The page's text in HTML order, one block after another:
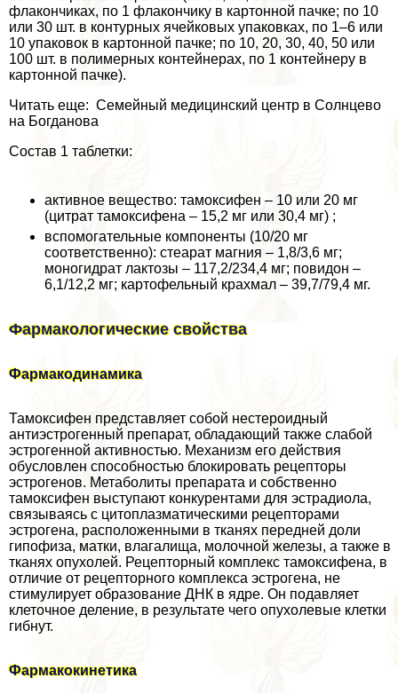
флакончиках, по 1 флакончику в картонной пачке; по 10
или 30 шт. в контурных ячейковых упаковках, по 1–6 или
10 упаковок в картонной пачке; по 10, 20, 30, 40, 50 или
100 шт. в полимерных контейнерах, по 1 контейнеру в
картонной пачке).
Читать еще: Семейный медицинский центр в Солнцево
на Богданова
Состав 1 таблетки:
активное вещество: тамоксифен – 10 или 20 мг
(цитрат тамоксифена – 15,2 мг или 30,4 мг) ;
вспомогательные компоненты (10/20 мг
соответственно): стеарат магния – 1,8/3,6 мг;
моногидрат лактозы – 117,2/234,4 мг; повидон –
6,1/12,2 мг; картофельный крахмал – 39,7/79,4 мг.
Фармакологические свойства
Фармакодинамика
Тамоксифен представляет собой нестероидный
антиэстрогенный препарат, обладающий также слабой
эстрогенной активностью. Механизм его действия
обусловлен способностью блокировать рецепторы
эстрогенов. Метаболиты препарата и собственно
тамоксифен выступают конкурентами для эстрадиола,
связываясь с цитоплазматическими рецепторами
эстрогена, расположенными в тканях передней доли
гипофиза, матки, влагалища, молочной железы, а также в
тканях опухолей. Рецепторный комплекс тамоксифена, в
отличие от рецепторного комплекса эстрогена, не
стимулирует образование ДНК в ядре. Он подавляет
клеточное деление, в результате чего опухолевые клетки
гибнут.
Фармакокинетика